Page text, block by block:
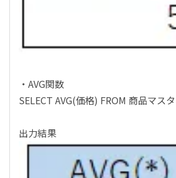
・AVG関数
SELECT AVG(価格) FROM 商品マスタ
出力結果